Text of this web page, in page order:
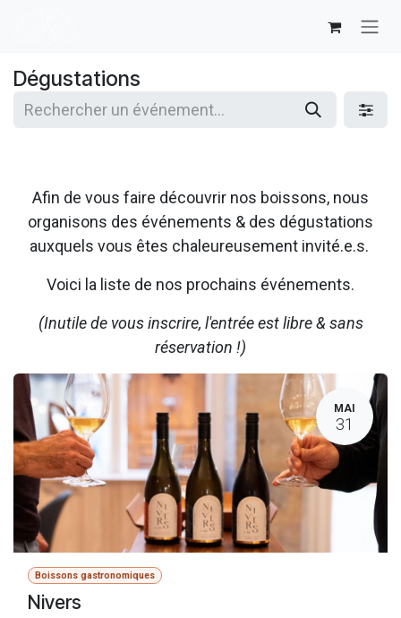
Dégustations
Afin de vous faire découvrir nos boissons, nous
organisons des événements & des dégustations
auxquels vous êtes chaleureusement invité.e.s.
Voici la liste de nos prochains événements.
(Inutile de vous inscrire, l'entrée est libre & sans
réservation !)
MAI
31
Boissons gastronomiques
Nivers